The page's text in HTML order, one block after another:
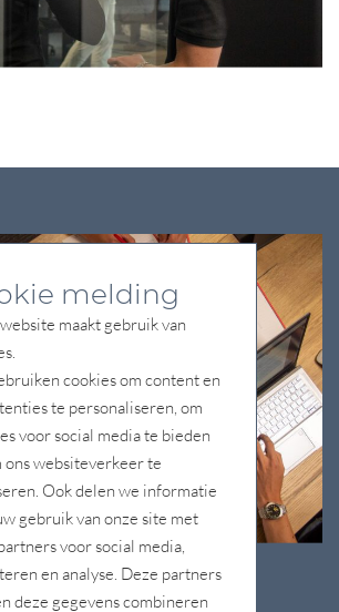
op drie geïntegreerde vlakken:
melding
maakt gebruik van
cookies om content en
te personaliseren, om
voor social media te bieden
ons websiteverkeer te
Ook delen we informatie
gebruik van onze site met
voor social media,
en analyse. Deze partners
deze gegevens combineren